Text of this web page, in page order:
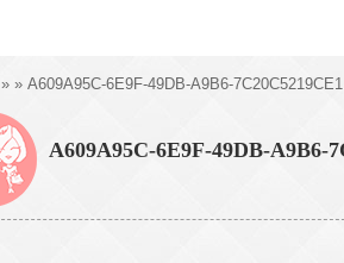
» » A609A95C-6E9F-49DB-A9B6-7C20C5219CE1
A609A95C-6E9F-49DB-A9B6-